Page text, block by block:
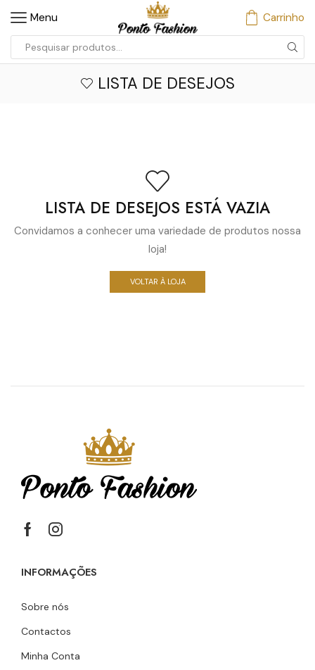
Menu Carrinho
LISTA DE DESEJOS
LISTA DE DESEJOS ESTÁ VAZIA
Convidamos a conhecer uma variedade de produtos nossa
loja!
VOLTAR À LOJA
INFORMAÇÕES
Sobre nós
Contactos
Minha Conta